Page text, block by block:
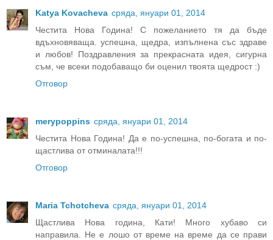
Katya Kovacheva сряда, януари 01, 2014
Честита Нова Година! С пожеланието тя да бъде
вдъхновяваща. успешна, щедра, изпълнена със здраве
и любов! Поздравления за прекрасната идея, сигурна
съм, че всеки подобаващо би оценил твоята щедрост :)
Отговор
merypoppins сряда, януари 01, 2014
Честита Нова Година! Да е по-успешна, по-богата и по-
щастлива от отминалата!!!
Отговор
Maria Tchotcheva сряда, януари 01, 2014
Щастлива Нова година, Кати! Много хубаво си
направила. Не е лошо от време на време да се прави